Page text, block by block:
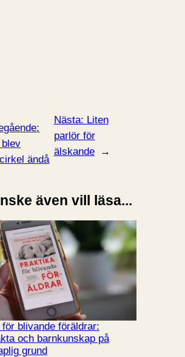
blev
ändå
Nästa: Liten
parlör för
älskande
→
även vill läsa...
blivande föräldrar:
och barnkunskap på
grund